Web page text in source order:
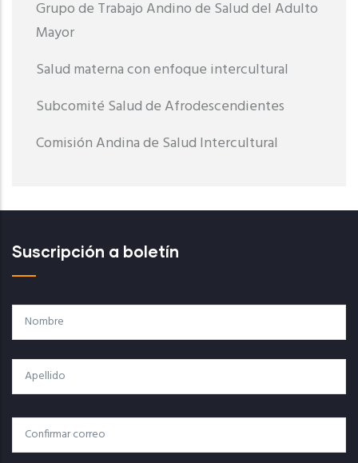
Grupo de Trabajo Andino de Salud del Adulto
Mayor
Salud materna con enfoque intercultural
Subcomité Salud de Afrodescendientes
Comisión Andina de Salud Intercultural
Suscripción a boletín
Nombre
Apellido
Correo
Correo Electrónico